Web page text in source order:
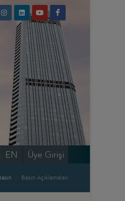
Üye Girişi
EN
Basın Açıklamaları